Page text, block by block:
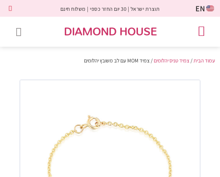
EN תוצרת ישראל | 30 יום החזר כספי | משלוח חינם
DIAMOND HOUSE
עמוד הבית / צמיד טניס יהלומים/ צמיד MOM עם לב משובץ יהלומים